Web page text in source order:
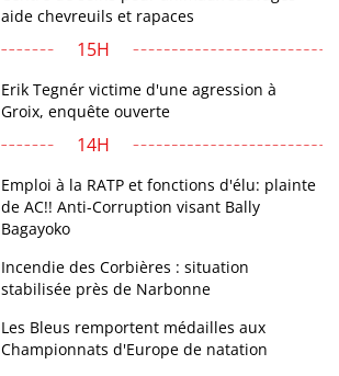
aide chevreuils et rapaces
15H
Erik Tegnér victime d'une agression à
Groix, enquête ouverte
14H
Emploi à la RATP et fonctions d'élu: plainte
de AC!! Anti-Corruption visant Bally
Bagayoko
Incendie des Corbières : situation
stabilisée près de Narbonne
Les Bleus remportent médailles aux
Championnats d'Europe de natation